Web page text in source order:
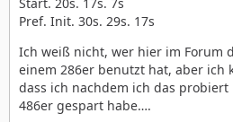
Pref. Init. 30s. 29s. 17s
Ich weiß nicht, wer hier im Forum
einem 286er benutzt hat, aber ich
dass ich nachdem ich das
486er gespart habe….